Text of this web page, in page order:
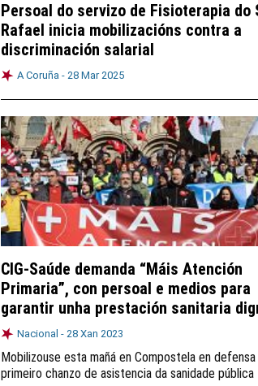
Persoal do servizo de Fisioterapia do
Rafael inicia mobilizacións contra a
discriminación salarial
A Coruña - 28 Mar 2025
CIG-Saúde demanda “Máis Atención
Primaria”, con persoal e medios para
garantir unha prestación sanitaria
Nacional - 28 Xan 2023
Mobilizouse esta mañá en Compostela en
primeiro chanzo de asistencia da sanidade pública